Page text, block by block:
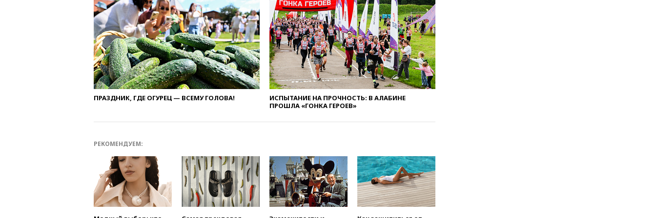
Судного дня» прозвучали три
сообщения
13:29Восемь человек
пострадали при наезде
автомобиля на толпу в Омске
13:19WP: Трамп определился
со своим преемником
13:13СК возбудил дело по
факту гибели женщины и
ребенка в Раменском
12:57В Луганске при ракетном
12:44
МВД: число
преступлений, связанных с
отмыванием денег, достигло
рекордного показателя
12:40
В Подмосковье
женщина и трехлетний
ребенок погибли при падении
ПРАЗДНИК, ГДЕ ОГУРЕЦ — ВСЕМУ ГОЛОВА!
ИСПЫТАНИЕ НА ПРОЧНОСТЬ: В АЛАБИНЕ
ПРОШЛА «ГОНКА ГЕРОЕВ»
РЕКОМЕНДУЕМ: